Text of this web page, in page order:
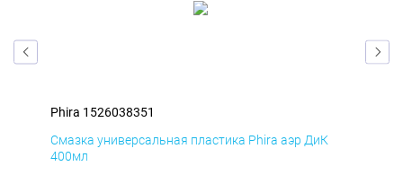
Phira 1526038351
Смазка универсальная пластика Phira аэр ДиК
400мл